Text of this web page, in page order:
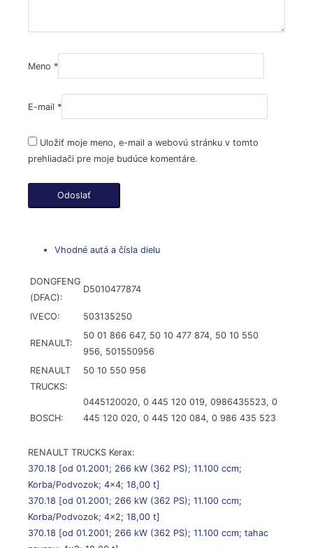
Meno *
E-mail *
Uložiť moje meno, e-mail a webovú stránku v tomto
prehliadači pre moje budúce komentáre.
Vhodné autá a čísla dielu
DONGFENG
(DFAC):
D5010477874
IVECO: 503135250
RENAULT:
50 01 866 647, 50 10 477 874, 50 10 550
956, 501550956
RENAULT
TRUCKS:
BOSCH:
50 10 550 956
0445120020, 0 445 120 019, 0986435523, 0
445 120 020, 0 445 120 084, 0 986 435 523
RENAULT TRUCKS Kerax:
370.18 [od 01.2001; 266 kW (362 PS); 11.100 ccm;
Korba/Podvozok; 4×4; 18,00 t]
370.18 [od 01.2001; 266 kW (362 PS); 11.100 ccm;
Korba/Podvozok; 4×2; 18,00 t]
370.18 [od 01.2001; 266 kW (362 PS); 11.100 ccm; tahac